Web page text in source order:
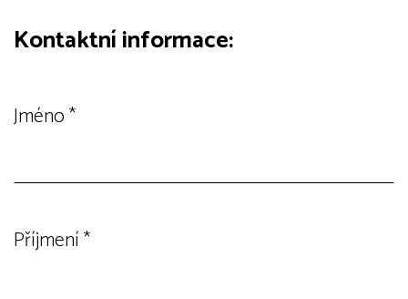
Kontaktní informace:
Jméno*
Příjmení*